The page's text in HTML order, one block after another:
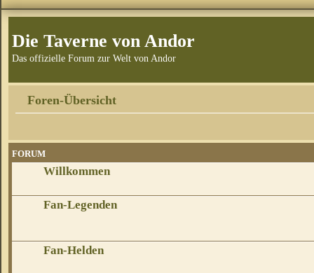
Die Taverne von Andor
Das offizielle Forum zur Welt von Andor
Foren-Übersicht
FORUM
Willkommen
Fan-Legenden
Fan-Helden